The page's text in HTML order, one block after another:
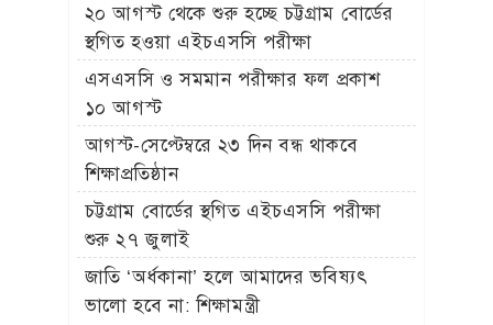
২০ আগস্ট থেকে শুরু হচ্ছে চট্টগ্রাম বোর্ডের
স্থগিত হওয়া এইচএসসি পরীক্ষা
এসএসসি ও সমমান পরীক্ষার ফল প্রকাশ
১০ আগস্ট
আগস্ট-সেপ্টেম্বরে ২৩ দিন বন্ধ থাকবে
শিক্ষাপ্রতিষ্ঠান
চট্টগ্রাম বোর্ডের স্থগিত এইচএসসি পরীক্ষা
শুরু ২৭ জুলাই
জাতি ‘অর্ধকানা’ হলে আমাদের ভবিষ্যৎ
ভালো হবে না: শিক্ষামন্ত্রী